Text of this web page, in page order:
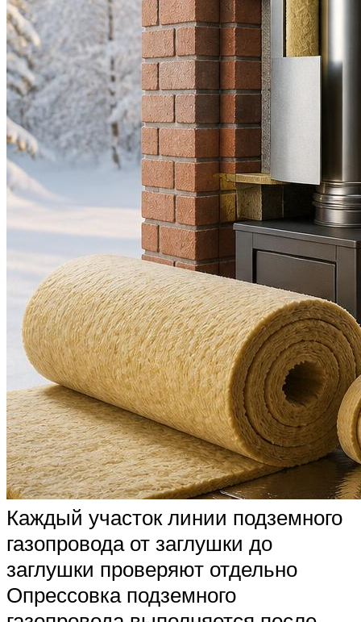
Каждый участок линии подземного
газопровода от заглушки до
заглушки проверяют отдельно
Опрессовка подземного